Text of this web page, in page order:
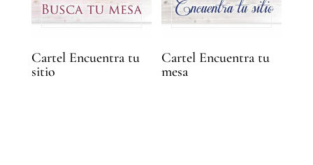
Cartel Encuentra tu
sitio
Cartel Encuentra tu
mesa